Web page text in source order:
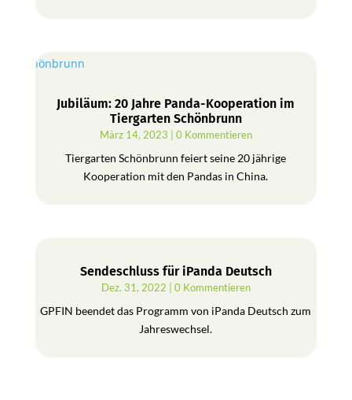
Jubiläum: 20 Jahre Panda-Kooperation im
Tiergarten Schönbrunn
März 14, 2023 | 0 Kommentieren
Tiergarten Schönbrunn feiert seine 20 jährige
Kooperation mit den Pandas in China.
Sendeschluss für iPanda Deutsch
Dez. 31, 2022 | 0 Kommentieren
GPFIN beendet das Programm von iPanda Deutsch zum
Jahreswechsel.